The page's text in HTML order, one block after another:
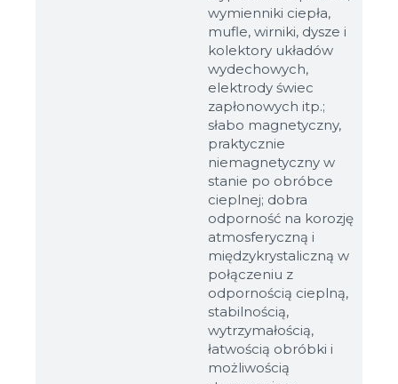
Обзор...
do 8Mb, jpeg, png, doc, pdf
Gotowy
wymienniki ciepła,
mufle, wirniki, dysze i
kolektory układów
wydechowych,
elektrody świec
zapłonowych itp.;
słabo magnetyczny,
praktycznie
niemagnetyczny w
stanie po obróbce
cieplnej; dobra
odporność na korozję
atmosferyczną i
międzykrystaliczną w
połączeniu z
odpornością cieplną,
stabilnością,
wytrzymałością,
łatwością obróbki i
możliwością